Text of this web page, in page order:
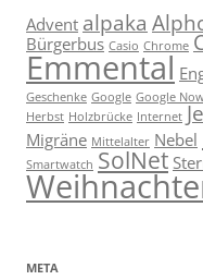
Advent alpaka
Bürgerbus Casio Chrome
Emmental
Geschenke Google Google
Herbst Holzbrücke Internet
Migräne Mittelalter Nebel
Smartwatch SolNet
META